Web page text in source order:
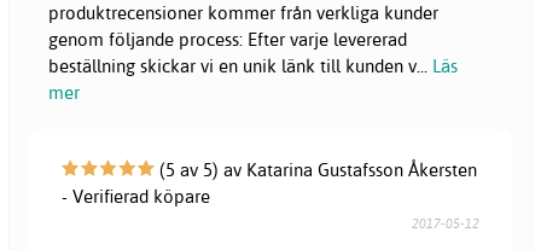
produktrecensioner kommer från verkliga kunder
genom följande process: Efter varje levererad
beställning skickar vi en unik länk till kunden v... Läs
mer
(5 av 5) av Katarina Gustafsson Åkersten
- Verifierad köpare
2017-05-12